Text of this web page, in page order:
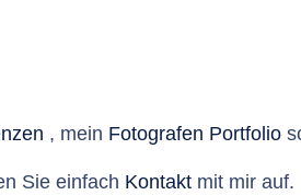
, mein Fotografen Portfolio
Sie einfach Kontakt mit mir auf.